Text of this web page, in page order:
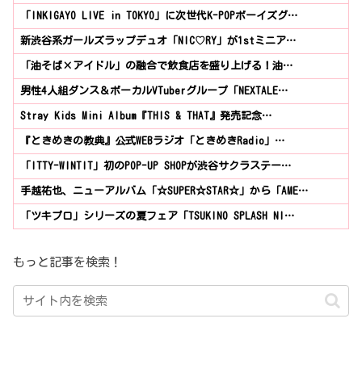
「INKIGAYO LIVE in TOKYO」に次世代K-POPボーイズグ…
新渋谷系ガールズラップデュオ「NIC♡RY」が1stミニア…
「油そば×アイドル」の融合で飲食店を盛り上げる！油…
男性4人組ダンス＆ボーカルVTuberグループ「NEXTALE…
Stray Kids Mini Album『THIS & THAT』発売記念…
『ときめきの教典』公式WEBラジオ「ときめきRadio」…
「ITTY-WINTIT」初のPOP-UP SHOPが渋谷サクラステー…
手越祐也、ニューアルバム「☆SUPER☆STAR☆」から「AME…
「ツキプロ」シリーズの夏フェア「TSUKINO SPLASH NI…
もっと記事を検索！